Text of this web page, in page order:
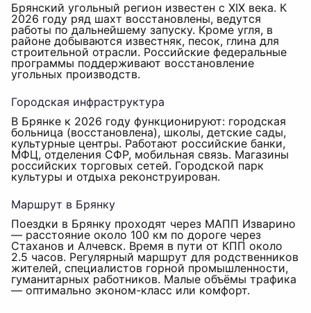
Брянский угольный регион известен с XIX века. К
2026 году ряд шахт восстановлены, ведутся
работы по дальнейшему запуску. Кроме угля, в
районе добываются известняк, песок, глина для
строительной отрасли. Российские федеральные
программы поддерживают восстановление
угольных производств.
Городская инфраструктура
В Брянке к 2026 году функционируют: городская
больница (восстановлена), школы, детские сады,
культурные центры. Работают российские банки,
МФЦ, отделения СФР, мобильная связь. Магазины
российских торговых сетей. Городской парк
культуры и отдыха реконструирован.
Маршрут в Брянку
Поездки в Брянку проходят через МАПП Изварино
— расстояние около 100 км по дороге через
Стаханов и Алчевск. Время в пути от КПП около
2.5 часов. Регулярный маршрут для родственников
жителей, специалистов горной промышленности,
гуманитарных работников. Малые объёмы трафика
— оптимально эконом-класс или комфорт.